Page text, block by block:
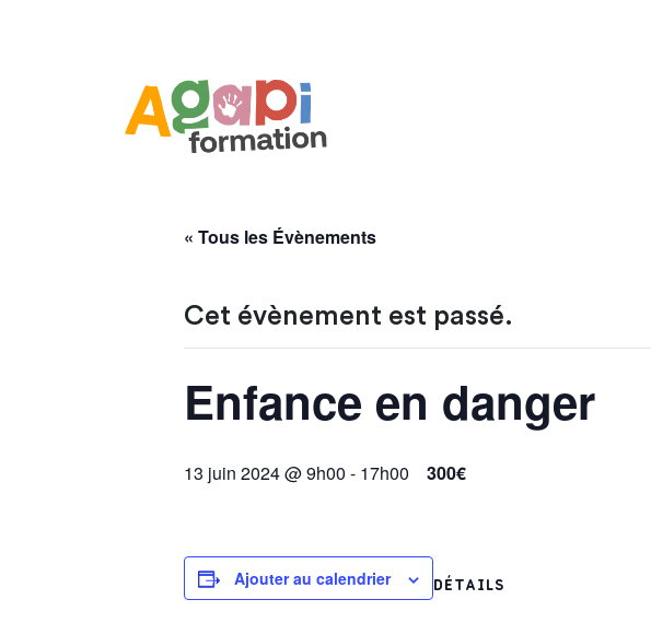
« Tous les Évènements
Cet évènement est passé.
Enfance en danger
13 juin 2024 @ 9h00 - 17h00 300€
Ajouter au calendrier DÉTAILS